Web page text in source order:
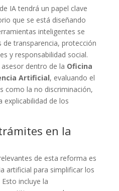
IA tendrá un papel clave
que se está diseñando
inteligentes se
transparencia, protección
y responsabilidad social.
dentro de la Oficina
Artificial, evaluando el
como la no discriminación,
explicabilidad de los
en la
de esta reforma es
artificial para simplificar los
incluye la